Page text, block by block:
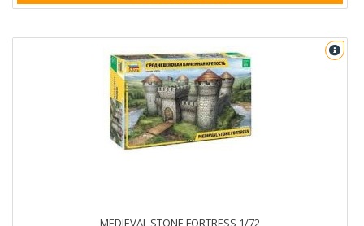
MEDIEVAL STONE FORTRESS 1/72